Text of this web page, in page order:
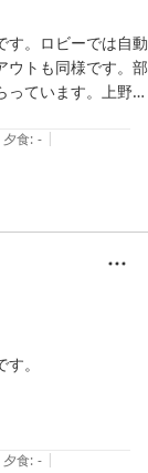
いります。
りがとうございま
ちしております。
す。ロビーでは自動
ウトも同様です。部
ています。上野に
夕食: - |
。
たのでそこが改善
夕食: - |